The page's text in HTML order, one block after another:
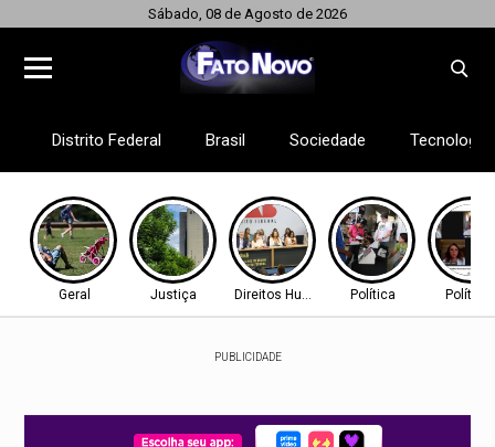
Sábado, 08 de Agosto de 2026
Distrito Federal Brasil Sociedade Tecnologia
Geral Justiça Direitos Humanos Política
PUBLICIDADE